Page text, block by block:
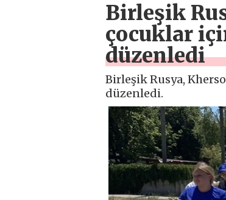
Birleşik
çocuklar
düzenledi
Birleşik Rusya,
düzenledi.